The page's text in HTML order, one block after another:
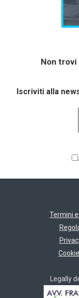
Non
Iscriviti alla
Termini
Legally